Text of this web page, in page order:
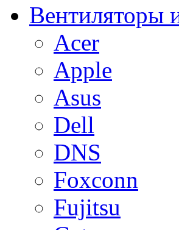
Вентиляторы
Acer
Apple
Asus
Dell
DNS
Foxconn
Fujitsu